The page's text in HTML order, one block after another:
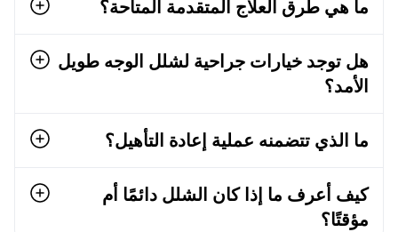
ما هي طرق العلاج المتقدمة المتاحة؟
هل توجد خيارات جراحية لشلل الوجه طويل
الأمد؟
ما الذي تتضمنه عملية إعادة التأهيل؟
كيف أعرف ما إذا كان الشلل دائمًا أم
مؤقتًا؟